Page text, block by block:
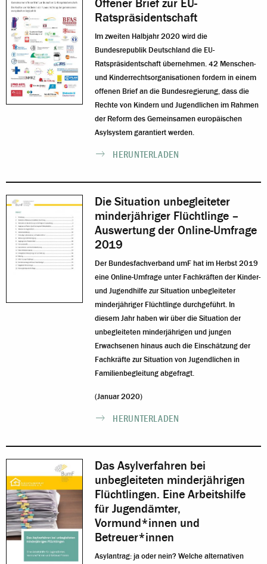
Offener Brief zur EU-
Ratspräsidentschaft
Im zweiten Halbjahr 2020 wird die
Bundesrepublik Deutschland die EU-
Ratspräsidentschaft übernehmen. 42 Menschen-
und Kinderrechtsorganisationen fordern in einem
offenen Brief an die Bundesregierung, dass die
Rechte von Kindern und Jugendlichen im Rahmen
der Reform des Gemeinsamen europäischen
Asylsystem garantiert werden.
HERUNTERLADEN
Die Situation unbegleiteter
minderjähriger Flüchtlinge –
Auswertung der Online-Umfrage
2019
Der Bundesfachverband umF hat im Herbst 2019
eine Online-Umfrage unter Fachkräften der Kinder-
und Jugendhilfe zur Situation unbegleiteter
minderjähriger Flüchtlinge durchgeführt. In
diesem Jahr haben wir über die Situation der
unbegleiteten minderjährigen und jungen
Erwachsenen hinaus auch die Einschätzung der
Fachkräfte zur Situation von Jugendlichen in
Familienbegleitung abgefragt.
(Januar 2020)
HERUNTERLADEN
Das Asylverfahren bei
unbegleiteten minderjährigen
Flüchtlingen. Eine Arbeitshilfe
für Jugendämter,
Vormund*innen und
Betreuer*innen
Asylantrag: ja oder nein? Welche alternativen